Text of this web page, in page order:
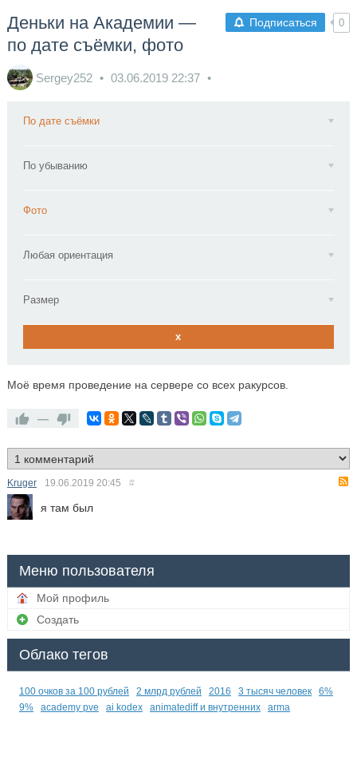
Подписаться 0
Деньки на Академии —
по дате съёмки, фото
Sergey252 03.06.2019 22:37
По дате съёмки
По убыванию
Фото
Любая ориентация
Размер
x
Моё время проведение на сервере со всех ракурсов.
—
Kruger 19.06.2019 20:45 #
я там был
Меню пользователя
Мой профиль
Создать
Облако тегов
100 очков за 100 рублей 2 млрд рублей 2016 3 тысяч человек
6%
9%
academy pve ai kodex animatediff и внутренних arma